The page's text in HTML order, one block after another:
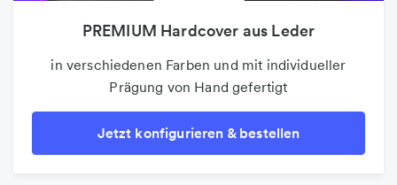
PREMIUM Hardcover aus Leder
in verschiedenen Farben und mit individueller
Prägung von Hand gefertigt
Jetzt konfigurieren & bestellen
PREMIUM Hardcover aus Leder
in verschiedenen Farben und mit individueller
Prägung von Hand gefertigt
Jetzt konfigurieren & bestellen
Folder & Faltblätter
Der beliebte 4-Seiter als Infoblatt oder
Wurfsendung
Jetzt konfigurieren & bestellen